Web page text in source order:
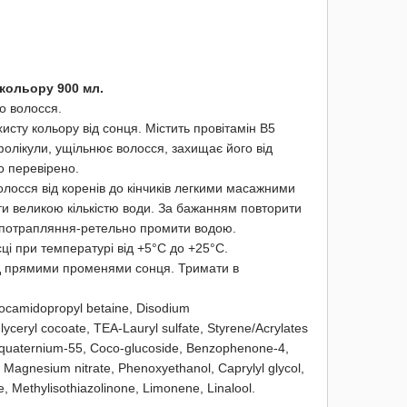
900 мл.
волосся.
кольору від сонця. Містить провітамін В5
ущільнює волосся, захищає його від
перевірено.
від коренів до кінчиків легкими масажними
великою кількістю води. За бажанням повторити
ретельно промити водою.
при температурі від +5°С до +25°С.
прямими променями сонця. Тримати в
betaine, Disodium
cocoate, TEA-Lauryl sulfate, Styrene/Acrylates
55, Coco-glucoside, Benzophenone-4,
nitrate, Phenoxyethanol, Caprylyl glycol,
Methylisothiazolinone, Limonene, Linalool.